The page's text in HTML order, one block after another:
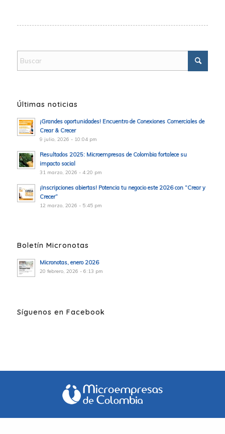
Últimas noticias
¡Grandes oportunidades! Encuentro de Conexiones Comerciales de
Crear & Crecer
9 julio, 2026 - 10:04 pm
Resultados 2025: Microempresas de Colombia fortalece su
impacto social
31 marzo, 2026 - 4:20 pm
¡Inscripciones abiertas! Potencia tu negocio este 2026 con “Crear y
Crecer”
12 marzo, 2026 - 5:45 pm
Boletín Micronotas
Micronotas, enero 2026
20 febrero, 2026 - 6:13 pm
Síguenos en Facebook